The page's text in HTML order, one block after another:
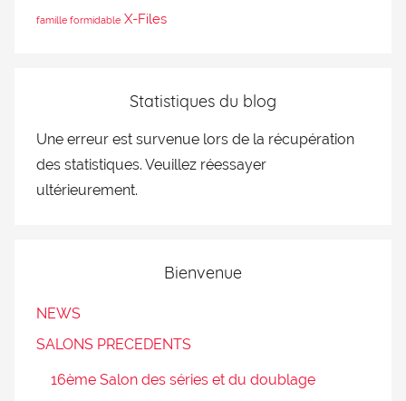
famille formidable X-Files
Statistiques du blog
Une erreur est survenue lors de la récupération
des statistiques. Veuillez réessayer
ultérieurement.
Bienvenue
NEWS
SALONS PRECEDENTS
16ème Salon des séries et du doublage